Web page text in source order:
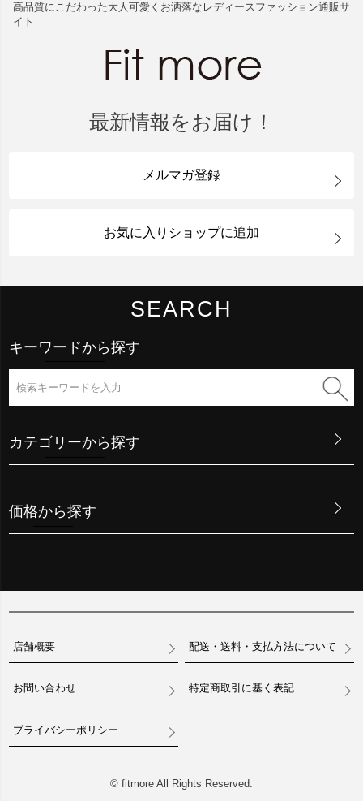
高品質にこだわった大人可愛くお洒落なレディースファッション通販サ
イト
最新情報をお届け！
メルマガ登録
お気に入りショップに追加
SEARCH
キーワードから探す
カテゴリーから探す
価格から探す
店舗概要 配送・送料・支払方法について
お問い合わせ 特定商取引に基く表記
プライバシーポリシー
© fitmore All Rights Reserved.